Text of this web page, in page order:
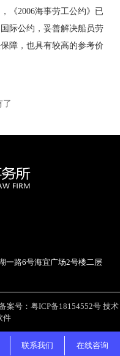
联系我们 在线咨询
《2006海事劳工公约》已
际公约，妥善解决船员劳
障，也具有较高的参考价
了
一路6号海宜广场2号楼二层
案号： 粤ICP备18154552号技术
件